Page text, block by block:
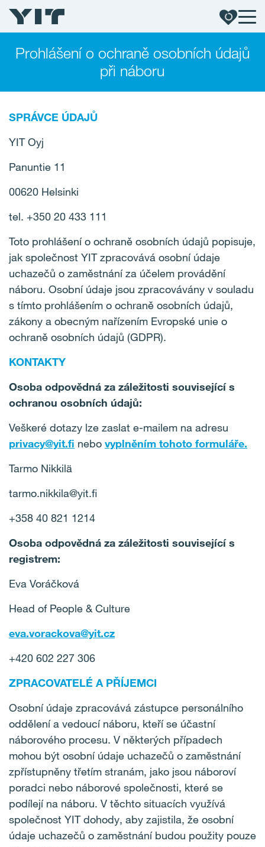
Prohlášení o ochraně osobních údajů
při náboru
SPRÁVCE ÚDAJŮ
YIT Oyj
Panuntie 11
00620 Helsinki
tel. +350 20 433 111
Toto prohlášení o ochraně osobních údajů popisuje,
jak společnost YIT zpracovává osobní údaje
uchazečů o zaměstnání za účelem provádění
náboru. Osobní údaje jsou zpracovávány v souladu
s tímto prohlášením o ochraně osobních údajů,
zákony a obecným nařízením Evropské unie o
ochraně osobních údajů (GDPR).
KONTAKTY
Osoba odpovědná za záležitosti související s
ochranou osobních údajů:
Veškeré dotazy lze zaslat e-mailem na adresu
privacy@yit.fi nebo vyplněním tohoto formuláře.
Tarmo Nikkilä
tarmo.nikkila@yit.fi
+358 40 821 1214
Osoba odpovědná za záležitosti související s
registrem:
Eva Voráčková
Head of People & Culture
eva.vorackova@yit.cz
+420 602 227 306
ZPRACOVATELÉ A PŘÍJEMCI
Osobní údaje zpracovává zástupce personálního
oddělení a vedoucí náboru, kteří se účastní
náborového procesu. V některých případech
mohou být osobní údaje uchazečů o zaměstnání
zpřístupněny třetím stranám, jako jsou náboroví
poradci nebo náborové společnosti, které se
podílejí na náboru. V těchto situacích využívá
společnost YIT dohody, aby zajistila, že osobní
údaje uchazečů o zaměstnání budou použity pouze